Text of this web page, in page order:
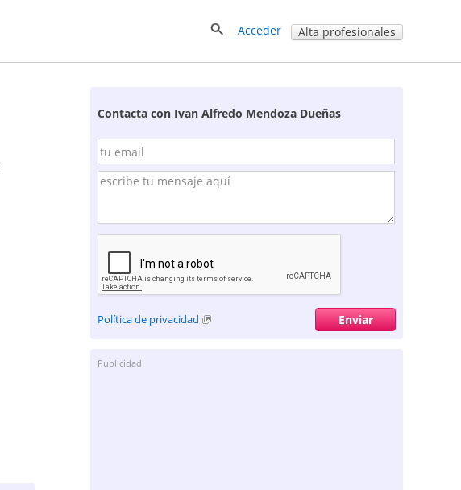
Acceder Alta profesionales
Contacta con Ivan Alfredo Mendoza Dueñas
Política de privacidad
Publicidad